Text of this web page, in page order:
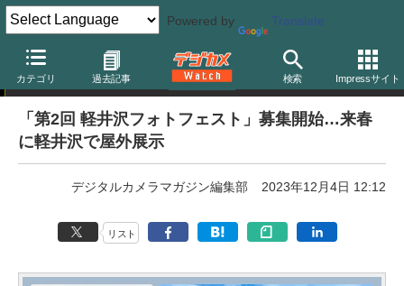
Powered by Translate
カテゴリ 過去記事 検索 Impressサイト
フォトコンテスト
「第2回 軽井沢フォトフェスト」募集開始…来春
に軽井沢で屋外展示
デジタルカメラマガジン編集部 2023年12月4日 12:12
リスト